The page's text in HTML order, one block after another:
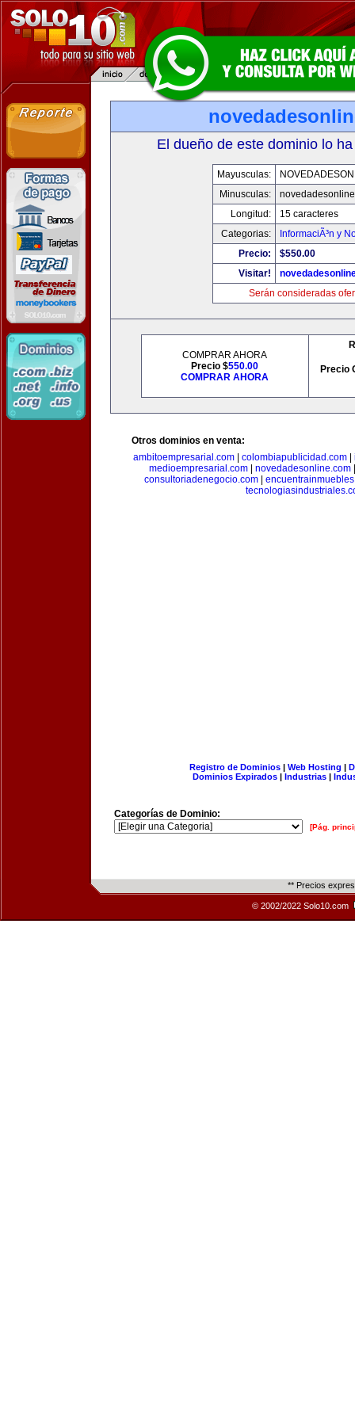
El dueño de este dominio lo
Mayusculas:
Minusculas:
Longitud:
15 caracteres
Categorias:
InformaciÃ³n y
Precio:
$550.00
Visitar!
Serán consideradas
COMPRAR AHORA
Precio $550.00
COMPRAR AHORA
Precio
Otros dominios en venta:
ambitoempresarial.com| colombiapublicidad.com|
medioempresarial.com| novedadesonline.com
consultoriadenegocio.com|
Registro de Dominios| Web Hosting |
Dominios Expirados | Industrias |
Categorías de Dominio:
[Pág.
** Precios
© 2002/2022 Solo10.com